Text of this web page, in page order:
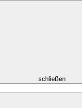
schließen